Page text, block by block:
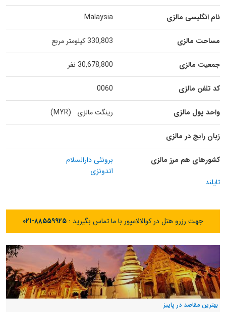
نام انگلیسی مالزی Malaysia
مساحت مالزی 330,803 کیلومتر مربع
جمعیت مالزی 30,678,800 نفر
کد تلفن مالزی 0060
واحد پول مالزی رینگت مالزی (MYR)
زبان رایج در مالزی
کشورهای هم مرز مالزی
برونئی دارالسلام
اندونزی
تایلند
جهت رزرو هتل در کوالالامپور با ما تماس بگیرید : ۰۲۱-۸۸۵۵۹۹۲۵
بهترین مقاصد در پاییز